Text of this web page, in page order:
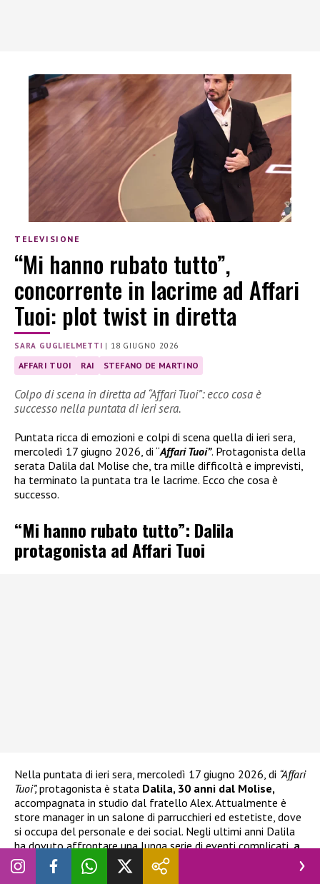
TELEVISIONE
“Mi hanno rubato tutto”,
concorrente in lacrime ad Affari
Tuoi: plot twist in diretta
SARA GUGLIELMETTI | 18 GIUGNO 2026
AFFARI TUOI RAI STEFANO DE MARTINO
Colpo di scena in diretta ad “Affari Tuoi”: ecco cosa è
successo nella puntata di ieri sera.
Puntata ricca di emozioni e colpi di scena quella di ieri sera,
mercoledì 17 giugno 2026, di “Affari Tuoi”. Protagonista della
serata Dalila dal Molise che, tra mille difficoltà e imprevisti,
ha terminato la puntata tra le lacrime. Ecco che cosa è
successo.
“Mi hanno rubato tutto”: Dalila
protagonista ad Affari Tuoi
Nella puntata di ieri sera, mercoledì 17 giugno 2026, di “Affari
Tuoi”,protagonista è stata Dalila, 30 anni dal Molise,
accompagnata in studio dal fratello Alex. Attualmente è
store manager in un salone di parrucchieri ed estetiste, dove
si occupa del personale e dei social. Negli ultimi anni Dalila
ha dovuto affrontare una lunga serie di eventi complicati,a
partire dal furto dell’auto
, che
voluto raccontare in studio: “Sta continuando a pagare una